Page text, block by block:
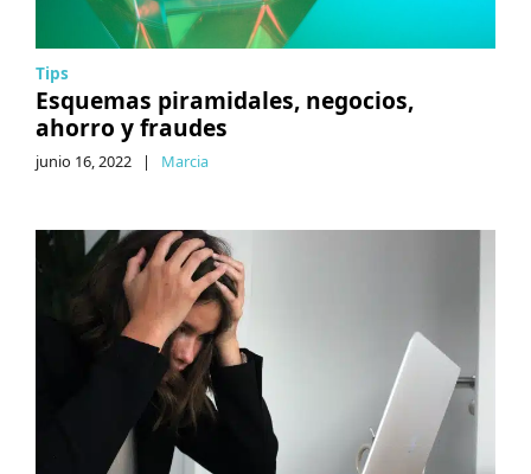
Tips
Esquemas piramidales, negocios,
ahorro y fraudes
junio 16, 2022 | Marcia